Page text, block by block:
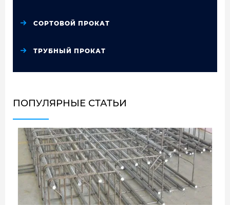
СОРТОВОЙ ПРОКАТ
ТРУБНЫЙ ПРОКАТ
ПОПУЛЯРНЫЕ СТАТЬИ